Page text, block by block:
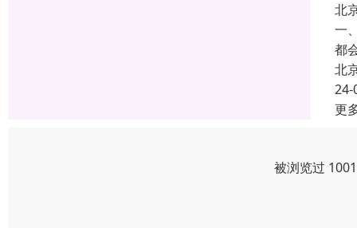
北
一
都
北
24-
更
被浏览过